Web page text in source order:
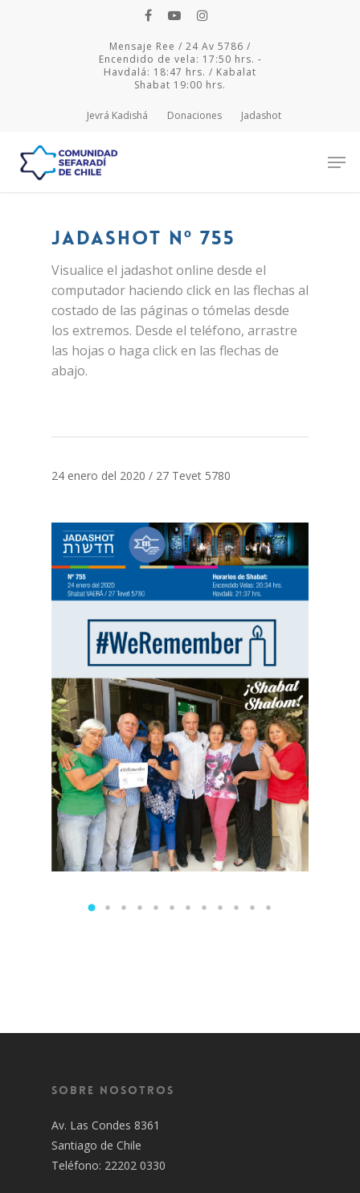
Mensaje Ree / 24 Av 5786 /
Encendido de vela: 17:50 hrs. -
Havdalá: 18:47 hrs. / Kabalat
Shabat 19:00 hrs.
Jevrá Kadishá Donaciones Jadashot
Hit enter to search or ESC to close
Jadashot Nº 755
Visualice el jadashot online desde el
computador haciendo click en las flechas al
costado de las páginas o tómelas desde
los extremos. Desde el teléfono, arrastre
las hojas o haga click en las flechas de
abajo.
24 enero del 2020 / 27 Tevet 5780
Sobre Nosotros
Av. Las Condes 8361
Santiago de Chile
Teléfono: 22202 0330